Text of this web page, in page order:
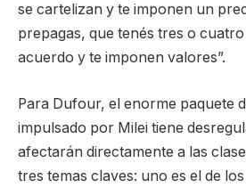
se cartelizan y te imponen un
prepagas, que tenés tres o
acuerdo y te imponen valores”.
Para Dufour, el enorme paquete
impulsado por Milei tiene
afectarán directamente a las
tres temas claves: uno es el de